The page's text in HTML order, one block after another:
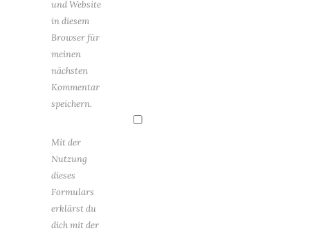
und Website
in diesem
Browser für
meinen
nächsten
Kommentar
speichern.
Mit der
Nutzung
dieses
Formulars
erklärst du
dich mit der